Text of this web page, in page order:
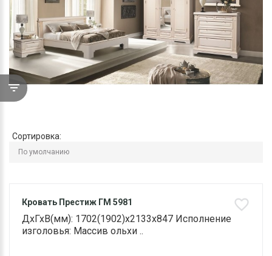
Сортировка:
Кровать Престиж ГМ 5981
ДхГхВ(мм): 1702(1902)х2133х847 Исполнение
изголовья: Массив ольхи ..